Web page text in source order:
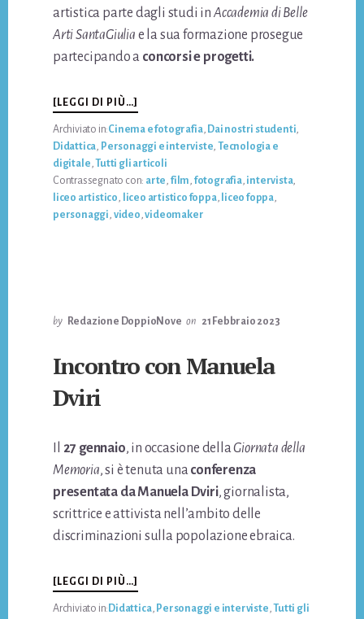
artistica parte dagli studi in Accademia di Belle
Arti SantaGiulia e la sua formazione prosegue
partecipando a concorsi e progetti.
[LEGGI DI PIÙ…]
AL
VIDEOMAKER
SIMONE
RIGAMONTI
Archiviato in:Cinema e fotografia, Dai nostri studenti,
Didattica, Personaggi e interviste, Tecnologia e
digitale, Tutti gli articoli
Contrassegnato con: arte, film, fotografia, intervista,
liceo artistico, liceo artistico foppa, liceo foppa,
personaggi, video,videomaker
by Redazione DoppioNove on 21 Febbraio 2023
Incontro con Manuela
Dviri
27 gennaio, in occasione dellaGiornata della
Memoria, si è tenuta unaconferenza
presentata da Manuela Dviri, giornalista,
scrittrice e attivista nell’ambito delle
discriminazioni sulla popolazione ebraica.
[LEGGI DI PIÙ…]
CON
MANUELA
Archiviato in: Didattica, Personaggi e interviste, Tutti gli